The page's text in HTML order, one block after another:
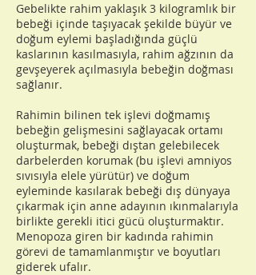
Gebelikte rahim yaklaşık 3 kilogramlık bir
bebeği içinde taşıyacak şekilde büyür ve
doğum eylemi başladığında güçlü
kaslarının kasılmasıyla, rahim ağzının da
gevşeyerek açılmasıyla bebeğin doğması
sağlanır.
Rahimin bilinen tek işlevi doğmamış
bebeğin gelişmesini sağlayacak ortamı
oluşturmak, bebeği dıştan gelebilecek
darbelerden korumak (bu işlevi amniyos
sıvısıyla elele yürütür) ve doğum
eyleminde kasılarak bebeği dış dünyaya
çıkarmak için anne adayının ıkınmalarıyla
birlikte gerekli itici gücü oluşturmaktır.
Menopoza giren bir kadında rahimin
görevi de tamamlanmıştır ve boyutları
giderek ufalır.